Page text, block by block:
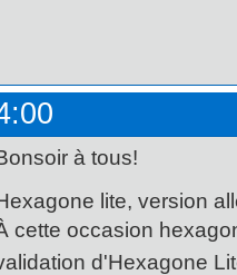
à tous!
lite, version
cette occasion
d'Hexagone